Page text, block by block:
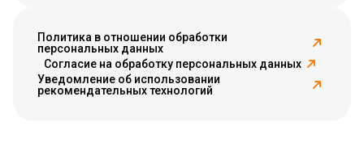
Политика в отношении обработки
персональных данных
Согласие на обработку персональных данных
Уведомление об использовании
рекомендательных технологий